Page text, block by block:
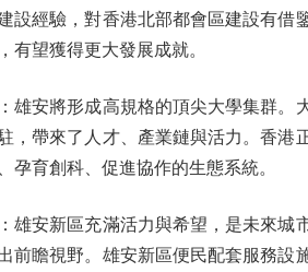
設經驗，對香港北部都會區建設有
有望獲得更大發展成就。
安將形成高規格的頂尖大學集群。
，帶來了人才、產業鏈與活力。香港
孕育創科、促進協作的生態系統。
安新區充滿活力與希望，是未來城
前瞻視野。雄安新區便民配套服務設